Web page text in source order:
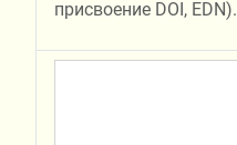
присвоение DOI, EDN).